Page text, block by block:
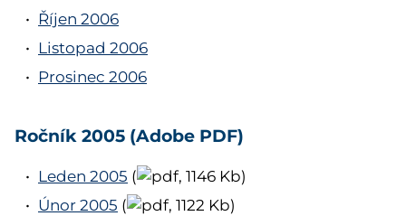
Říjen 2006
Listopad 2006
Prosinec 2006
Ročník 2005 (Adobe PDF)
Leden 2005 (
, 1146 Kb)
Únor 2005 (
, 1122 Kb)